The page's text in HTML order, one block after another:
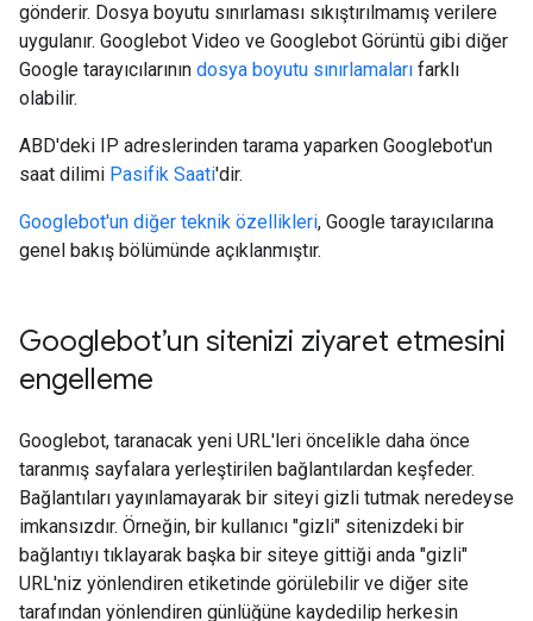
gönderir. Dosya boyutu sınırlaması sıkıştırılmamış verilere
uygulanır. Googlebot Video ve Googlebot Görüntü gibi diğer
Google tarayıcılarının dosya boyutu sınırlamaları farklı
olabilir.
ABD'deki IP adreslerinden tarama yaparken Googlebot'un
saat dilimi Pasifik Saati'dir.
Googlebot'un diğer teknik özellikleri, Google tarayıcılarına
genel bakış bölümünde açıklanmıştır.
Googlebot’un sitenizi ziyaret etmesini
engelleme
Googlebot, taranacak yeni URL'leri öncelikle daha önce
taranmış sayfalara yerleştirilen bağlantılardan keşfeder.
Bağlantıları yayınlamayarak bir siteyi gizli tutmak neredeyse
imkansızdır. Örneğin, bir kullanıcı "gizli" sitenizdeki bir
bağlantıyı tıklayarak başka bir siteye gittiği anda "gizli"
URL'niz yönlendiren etiketinde görülebilir ve diğer site
tarafından yönlendiren günlüğüne kaydedilip herkesin